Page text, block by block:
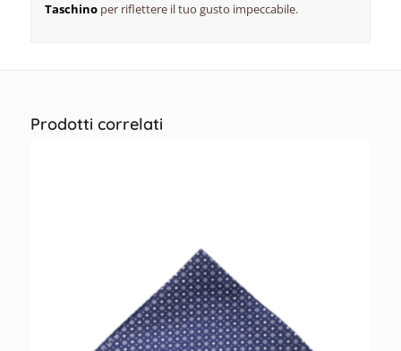
Taschinoper riflettere il tuo gusto impeccabile.
Prodotti correlati